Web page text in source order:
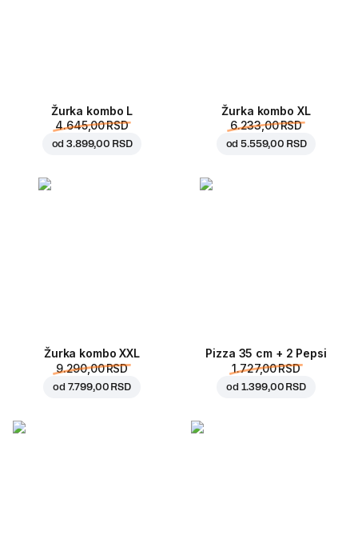
Žurka kombo L
4.645,00 RSD
od3.899,00 RSD
Žurka kombo XL
6.233,00 RSD
od5.559,00 RSD
Žurka kombo XXL
9.290,00 RSD
od 7.799,00 RSD
Pizza 35 cm + 2 Pepsi
1.727,00 RSD
od 1.399,00 RSD